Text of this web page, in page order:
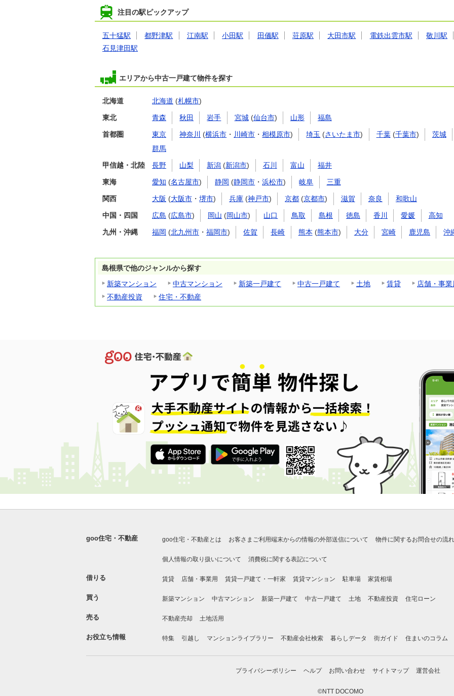
注目の駅ピックアップ
五十猛駅 都野津駅 江南駅 小田駅 田儀駅 荘原駅 大田市駅 電鉄出雲市駅
敬川駅
石見津田駅
エリアから中古一戸建て物件を探す
北海道 北海道 (札幌市)
東北 青森 秋田 岩手 宮城(仙台市) 山形 福島
首都圏 東京 神奈川 (横浜市 ・ 川崎市 ・相模原市) 埼玉 (さいたま市) 千葉(千葉市)
茨城
群馬
甲信越・北陸 長野 山梨 新潟 (新潟市) 石川 富山 福井
東海 愛知 (名古屋市) 静岡 (静岡市 ・浜松市) 岐阜 三重
関西 大阪 (大阪市 ・ 堺市) 兵庫 (神戸市) 京都 (京都市) 滋賀 奈良 和歌山
中国・四国 広島 (広島市) 岡山 (岡山市) 山口 鳥取 島根 徳島 香川 愛媛 高知
九州・沖縄 福岡 (北九州市 ・ 福岡市) 佐賀 長崎 熊本 (熊本市) 大分 宮崎 鹿児島 沖
島根県で他のジャンルから探す
新築マンション
中古マンション 新築一戸建て 中古一戸建て 土地 賃貸
店舗・事業
不動産投資
住宅・不動産
goo住宅・不動産 goo住宅・不動産とは お客さまご利用端末からの情報の外部送信について 物件に関するお問合せの流れ
個人情報の取り扱いについて 消費税に関する表記について
借りる 賃貸 店舗・事業用 賃貸一戸建て・一軒家 賃貸マンション 駐車場 家賃相場
買う 新築マンション 中古マンション 新築一戸建て 中古一戸建て 土地 不動産投資 住宅ローン
売る 不動産売却 土地活用
お役立ち情報 特集 引越し マンションライブラリー 不動産会社検索 暮らしデータ 街ガイド 住まいのコラム
プライバシーポリシー ヘルプ お問い合わせ サイトマップ 運営会社
©NTT DOCOMO